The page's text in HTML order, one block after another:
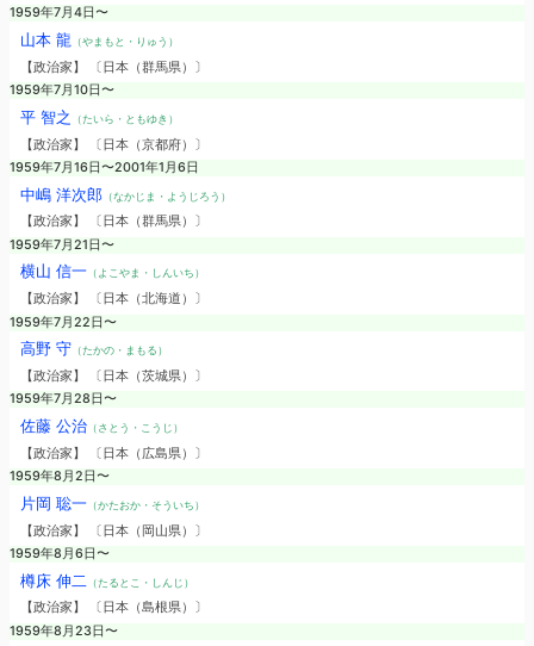
1959年7月4日〜
山本 龍 （やまもと・りゅう）
【政治家】 〔日本（群馬県）〕
1959年7月10日〜
平 智之 （たいら・ともゆき）
【政治家】 〔日本（京都府）〕
1959年7月16日〜2001年1月6日
中嶋 洋次郎（なかじま・ようじろう）
【政治家】 〔日本（群馬県）〕
1959年7月21日〜
横山 信一（よこやま・しんいち）
【政治家】 〔日本（北海道）〕
1959年7月22日〜
高野 守（たかの・まもる）
【政治家】 〔日本（茨城県）〕
1959年7月28日〜
佐藤 公治（さとう・こうじ）
【政治家】 〔日本（広島県）〕
1959年8月2日〜
片岡 聡一（かたおか・そういち）
【政治家】 〔日本（岡山県）〕
1959年8月6日〜
樽床 伸二 （たるとこ・しんじ）
【政治家】 〔日本（島根県）〕
1959年8月23日〜